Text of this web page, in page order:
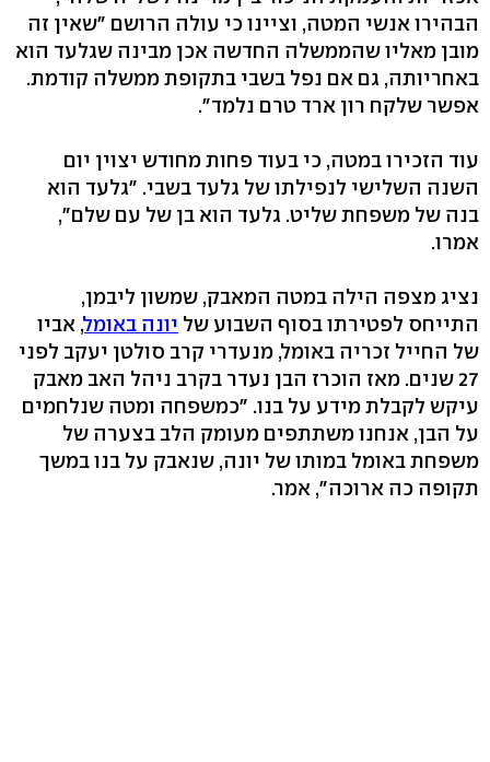
הבהירו אנשי המטה, וציינו כי עולה הרושם "שאין זה
מובן מאליו שהממשלה החדשה אכן מבינה שגלעד הוא
באחריותה, גם אם נפל בשבי בתקופת ממשלה קודמת.
אפשר שלקח רון ארד טרם נלמד".
עוד הזכירו במטה, כי בעוד פחות מחודש יצוין יום
השנה השלישי לנפילתו של גלעד בשבי. "גלעד הוא
בנה של משפחת שליט. גלעד הוא בן של עם שלם",
אמרו.
נציג מצפה הילה במטה המאבק, שמשון ליבמן,
התייחס לפטירתו בסוף השבוע של יונה באומל, אביו
של החייל זכריה באומל, מנעדרי קרב סולטן יעקב לפני
27 שנים. מאז הוכרז הבן נעדר בקרב ניהל האב מאבק
עיקש לקבלת מידע על בנו. "כמשפחה ומטה שנלחמים
על הבן, אנחנו משתתפים מעומק הלב בצערה של
משפחת באומל במותו של יונה, שנאבק על בנו במשך
תקופה כה ארוכה", אמר.